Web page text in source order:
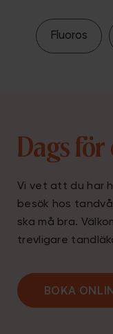
Fluoros
Dags för
Vi vet att du har
besök hos
ska må bra.
trevligare
BOKA